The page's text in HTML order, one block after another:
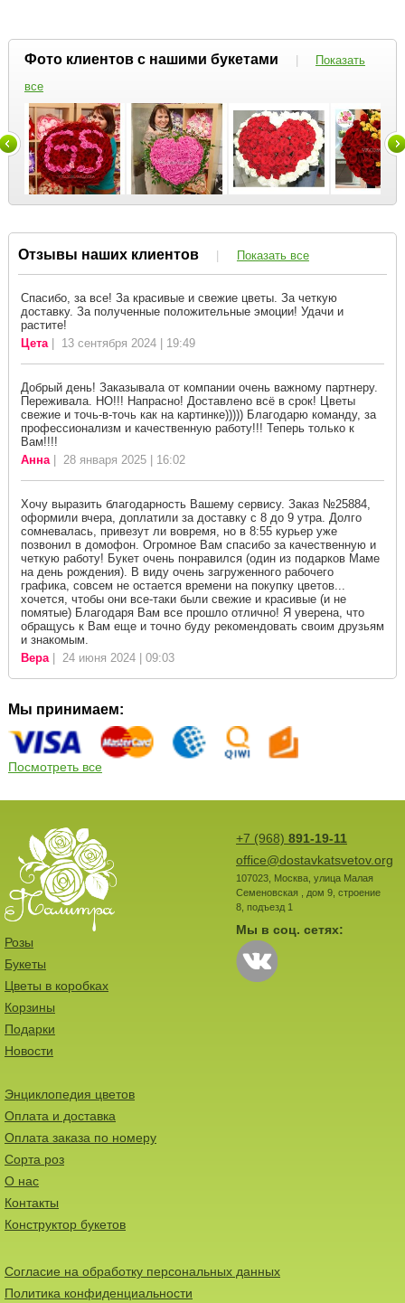
Фото клиентов с нашими букетами |
Показать
все
Отзывы наших клиентов | Показать все
Спасибо, за все! За красивые и свежие цветы. За четкую
доставку. За полученные положительные эмоции! Удачи и
растите!
Цета| 13 сентября 2024 | 19:49
Добрый день! Заказывала от компании очень важному партнеру.
Переживала. НО!!! Напрасно! Доставлено всё в срок! Цветы
свежие и точь-в-точь как на картинке))))) Благодарю команду, за
профессионализм и качественную работу!!! Теперь только к
Вам!!!!
Анна| 28 января 2025 | 16:02
Хочу выразить благодарность Вашему сервису. Заказ №25884,
оформили вчера, доплатили за доставку с 8 до 9 утра. Долго
сомневалась, привезут ли вовремя, но в 8:55 курьер уже
позвонил в домофон. Огромное Вам спасибо за качественную и
четкую работу! Букет очень понравился (один из подарков Маме
на день рождения). В виду очень загруженного рабочего
графика, совсем не остается времени на покупку цветов...
хочется, чтобы они все-таки были свежие и красивые (и не
помятые) Благодаря Вам все прошло отлично! Я уверена, что
обращусь к Вам еще и точно буду рекомендовать своим друзьям
и знакомым.
Вера| 24 июня 2024 | 09:03
Мы принимаем:
Посмотреть все
+7 (968) 891-19-11
office@dostavkatsvetov.org
107023, Москва, улица Малая
Семеновская , дом 9, строение
8, подъезд 1
Мы в соц. сетях:
Розы
Букеты
Цветы в коробках
Корзины
Подарки
Новости
Энциклопедия цветов
Оплата и доставка
Оплата заказа по номеру
Сорта роз
О нас
Контакты
Конструктор букетов
Согласие на обработку персональных данных
Политика конфиденциальности